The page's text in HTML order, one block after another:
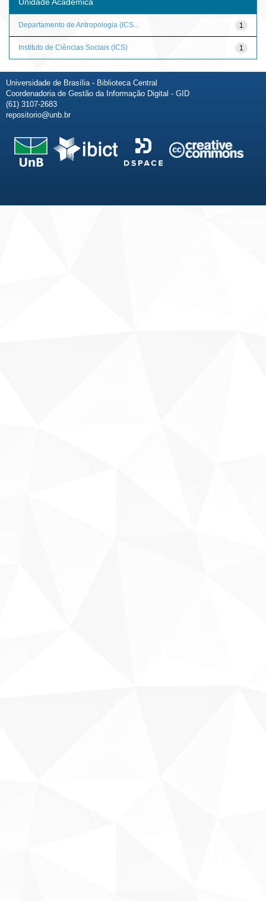
1
Departamento de Antropologia (ICS...
1
Instituto de Ciências Sociais (ICS)
Universidade de Brasília - Biblioteca Central
Coordenadoria de Gestão da Informação Digital - GID
(61) 3107-2683
repositorio@unb.br